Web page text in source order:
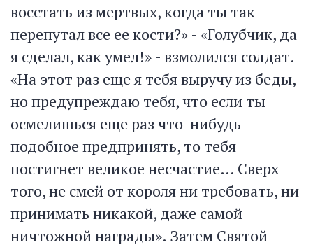
восстать из мертвых, когда ты так
перепутал все ее кости?» - «Голубчик, да
я сделал, как умел!» - взмолился солдат.
«На этот раз еще я тебя выручу из беды,
но предупреждаю тебя, что если ты
осмелишься еще раз что-нибудь
подобное предпринять, то тебя
постигнет великое несчастие… Сверх
того, не смей от короля ни требовать, ни
принимать никакой, даже самой
ничтожной награды». Затем Святой